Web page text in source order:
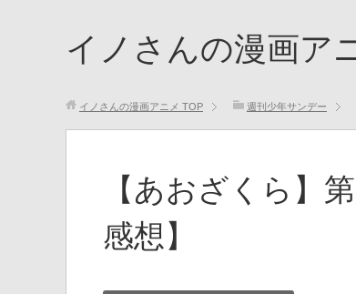
イノさんの漫画ア
イノさんの漫画アニメ TOP 週刊少年サンデー
【あおざくら】
感想】